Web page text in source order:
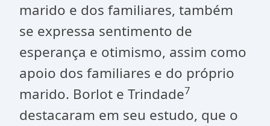
marido e dos familiares, também
se expressa sentimento de
esperança e otimismo, assim como
apoio dos familiares e do próprio
marido. Borlot e Trindade7
destacaram em seu estudo, que o